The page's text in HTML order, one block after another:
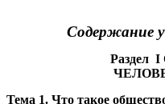
Содержание
Раздел
Тема 1. Что такое